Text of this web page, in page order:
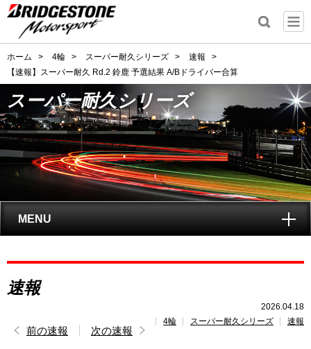
ホーム > 4輪 > スーパー耐久シリーズ > 速報
>
【速報】スーパー耐久 Rd.2 鈴鹿 予選結果 A/Bドライバー合算
スーパー耐久シリーズ
MENU
スーパー耐久
シリーズとは?
レポート
速報
2026.04.18
4輪
スーパー耐久シリーズ 速報
前の速報 次の速報